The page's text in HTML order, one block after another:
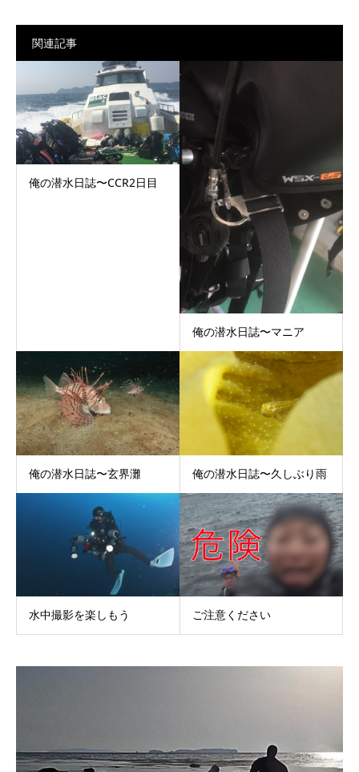
関連記事
俺の潜水日誌〜CCR2日目
俺の潜水日誌〜マニア
俺の潜水日誌〜玄界灘 俺の潜水日誌〜久しぶり雨
水中撮影を楽しもう ご注意ください